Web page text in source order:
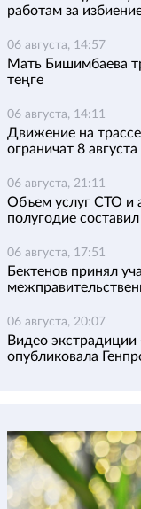
работам за
06 августа, 14:57
Мать Бишимбаева
теңге
06 августа, 14:11
Движение на
ограничат 8 августа
06 августа, 21:11
Объем услуг СТО и
полугодие
06 августа, 17:51
Бектенов принял
06 августа, 20:07
Видео
опубликовала